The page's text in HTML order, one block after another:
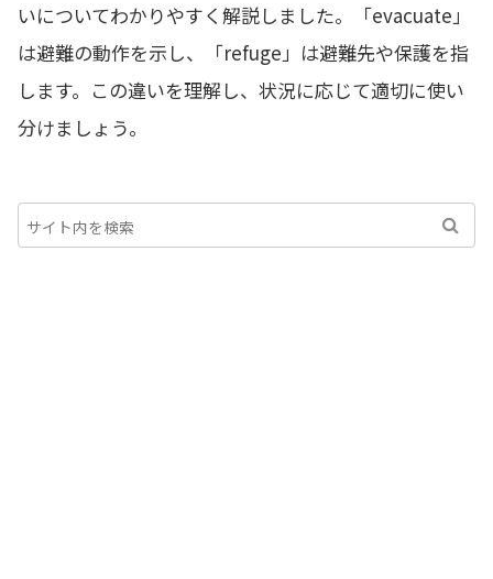
いについてわかりやすく解説しました。「evacuate」
は避難の動作を示し、「refuge」は避難先や保護を指
します。この違いを理解し、状況に応じて適切に使い
分けましょう。